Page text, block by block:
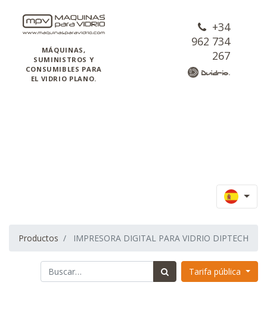
MÁQUINAS,
SUMINISTROS Y
CONSUMIBLES PARA
EL VIDRIO PLANO.
+34
962 734
267
Productos IMPRESORA DIGITAL PARA VIDRIO DIPTECH
Tarifa pública